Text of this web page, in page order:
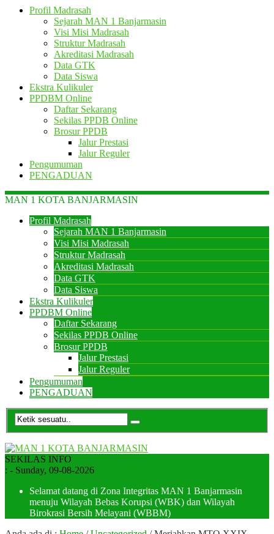
Profil Madrasah
Sejarah MAN 1 Banjarmasin
Visi Misi Madrasah
Struktur Madrasah
Akreditasi Madrasah
Data GTK
Data Siswa
Ekstra Kulikuler
PPDBM Online
Daftar Sekarang
Sekilas PPDB Online
Brosur PPDB
Jalur Prestasi
Jalur Reguler
Pengumuman
PENGADUAN
MAN 1 KOTA BANJARMASIN
Profil Madrasah
Sejarah MAN 1 Banjarmasin
Visi Misi Madrasah
Struktur Madrasah
Akreditasi Madrasah
Data GTK
Data Siswa
Ekstra Kulikuler
PPDBM Online
Daftar Sekarang
Sekilas PPDB Online
Brosur PPDB
Jalur Prestasi
Jalur Reguler
Pengumuman
PENGADUAN
SEKILAS INFO
: - Sunday, 09-08-2026
Selamat datang di Zona Integritas MAN 1 Banjarmasin
menuju Wilayah Bebas Korupsi (WBK) dan Wilayah
Birokrasi Bersih Melayani (WBBM)